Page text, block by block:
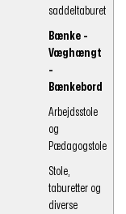
saddeltaburet
Bænke -
Væghængt
-
Bænkebord
Arbejdsstole
og
Pædagogstole
Stole,
taburetter og
diverse